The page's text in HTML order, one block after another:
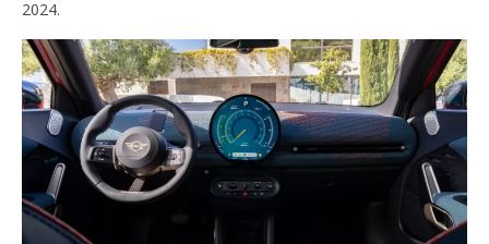
NOW VIEWING
Mini Aceman: Το νέο ηλεκτρικό crossover στην
Auto Athina 2024
02/10/2024
pressroom
2024.